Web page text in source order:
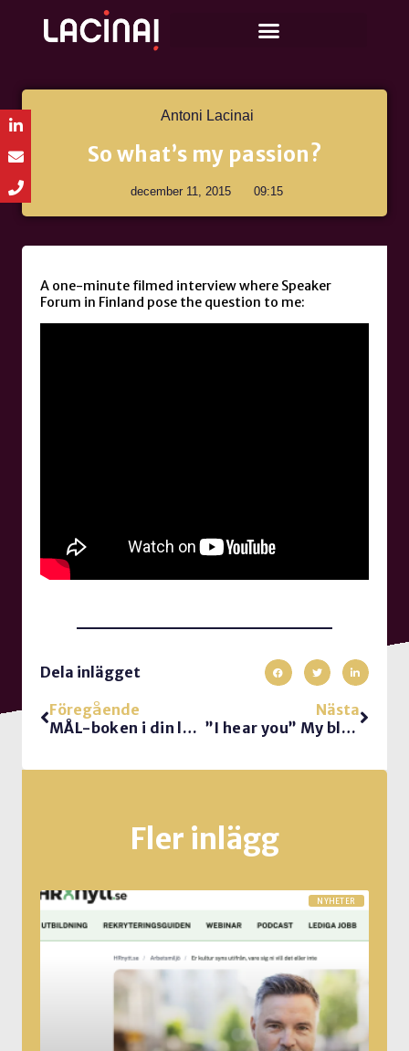
Antoni Lacinai
So what’s my passion?
december 11, 2015 09:15
A one-minute filmed interview where Speaker
Forum in Finland pose the question to me:
Dela inlägget
Föregående
MÅL-boken i din läsplatta
Nästa
”I hear you” My blog post at Speaker forum
Fler inlägg
NYHETER